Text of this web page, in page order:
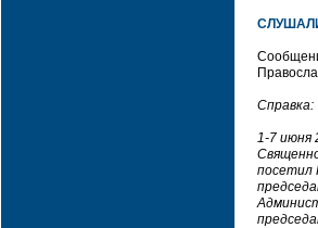
Справка:
1-7 июня
посетил